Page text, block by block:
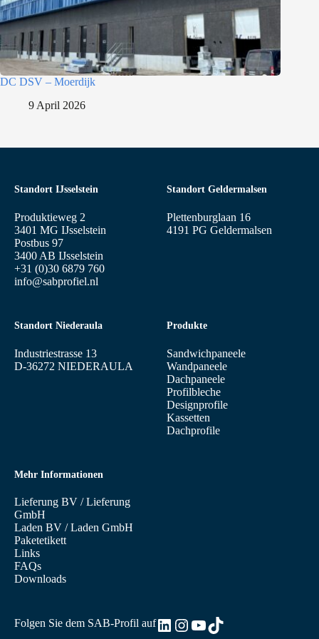
DC DSV – Moerdijk
9 April 2026
Standort IJsselstein
Produktieweg 2
3401 MG IJsselstein
Postbus 97
3400 AB IJsselstein
+31 (0)30 6879 760
info@sabprofiel.nl
Produkte
Sandwichpaneele
Wandpaneele
Dachpaneele
Profilbleche
Designprofile
Kassetten
Dachprofile
Mehr Informationen
Lieferung BV /Lieferung
GmbH
Laden BV /Laden GmbH
Paketetikett
Links
FAQs
Downloads
Standort Geldermalsen
Plettenburglaan 16
4191 PG Geldermalsen
Standort Niederaula
Industriestrasse 13
D-36272 NIEDERAULA
Folgen Sie dem SAB-Profil aufLinkedIn
Instagram
YouTube
TikTok